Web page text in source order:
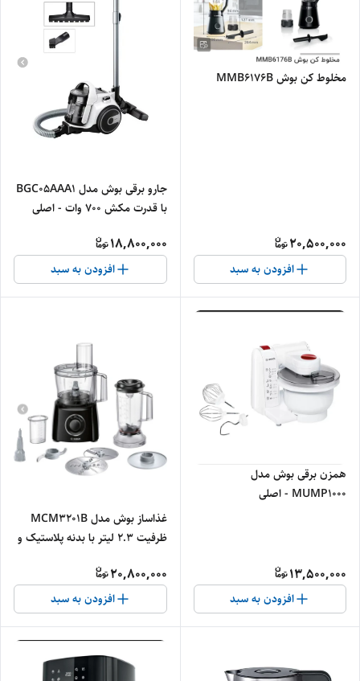
مخلوط کن بوش MMB6176B
20,500,000
افزودن به سبد
جارو برقی بوش مدل BGC05AAA1
با قدرت مکش ۷۰۰ وات - اصلی
18,800,000
افزودن به سبد
همزن برقی بوش مدل
MUMP1000 - اصلی
13,500,000
افزودن به سبد
غذاساز بوش مدل MCM3201B
ظرفیت ۲.۳ لیتر با بدنه پلاستیک و
20,800,000
افزودن به سبد